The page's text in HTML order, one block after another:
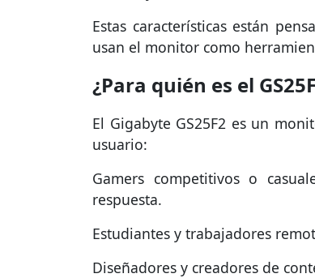
Estas características están
usan el monitor como
¿Para quién es el
El Gigabyte GS25F2 es un
usuario:
Gamers competitivos o
respuesta.
Estudiantes y trabajadores
Diseñadores y creadores de